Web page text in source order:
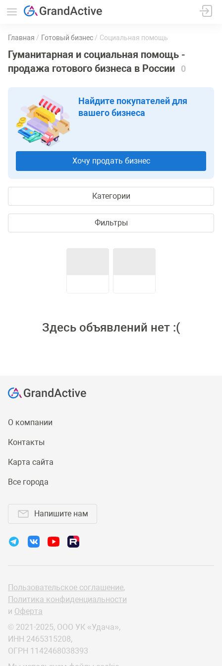
Главная Готовый бизнес Социальная помощь
Гуманитарная и социальная помощь -
продажа готового бизнеса в России
0
Найдите покупателей для
вашего бизнеса
Хочу продать бизнес
Категории
Фильтры
Здесь объявлений нет :(
О компании
Контакты
Карта сайта
Все города
Напишите нам
Пользовательское соглашение,
Политика конфиденциальности
и Оферта
© 2021-2025, ООО УК «Удача»,
ИНН 2465315208,
ОГРН 1142468038393